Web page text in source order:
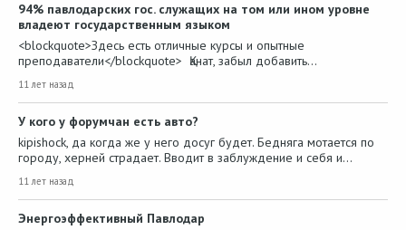
94% павлодарских гос. служащих на том или ином уровне
владеют государственным языком
<blockquote>Здесь есть отличные курсы и опытные
преподаватели</blockquote> Қанат, забыл добавить…
11 лет назад
У кого у форумчан есть авто?
kipishock, да когда же у него досуг будет. Бедняга мотается по
городу, херней страдает. Вводит в заблуждение и себя и…
11 лет назад
Энергоэффективный Павлодар